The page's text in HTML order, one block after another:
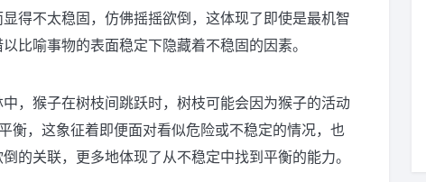
得不太稳固，仿佛摇摇欲倒，这体现了即使是最机智
比喻事物的表面稳定下隐藏着不稳固的因素。
，猴子在树枝间跳跃时，树枝可能会因为猴子的活动
衡，这象征着即便面对看似危险或不稳定的情况，也
的关联，更多地体现了从不稳定中找到平衡的能力。